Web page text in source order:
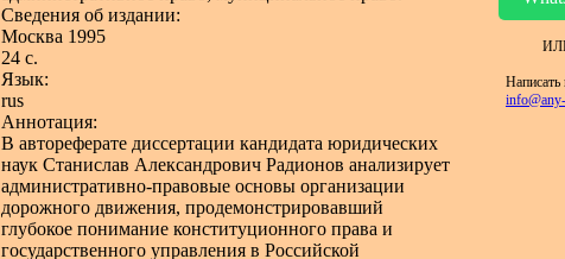
Сведения об издании:
Москва 1995
24 с.
Язык:
rus
Аннотация:
В автореферате диссертации кандидата юридических
наук Станислав Александрович Радионов анализирует
административно-правовые основы организации
дорожного движения, продемонстрировавший
глубокое понимание конституционного права и
государственного управления в Российской
Написать